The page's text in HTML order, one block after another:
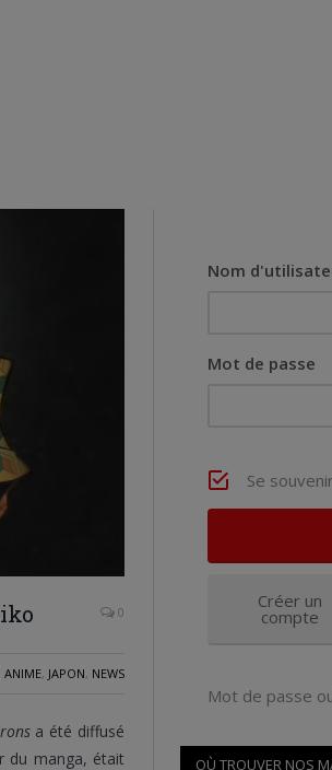
0
ANIME, JAPON, NEWS
a été diffusé
du manga, était
Nom
Mot de passe
Se
Créer un
compte
Mot de passe
OÙ TROUVER NOS